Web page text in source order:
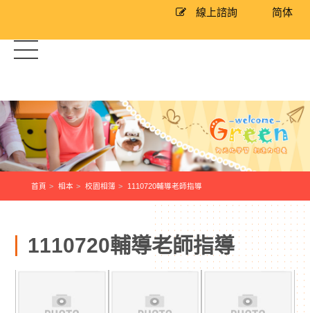
線上諮詢 简体
首頁 相本 校園相簿 1110720輔導老師指導
1110720輔導老師指導